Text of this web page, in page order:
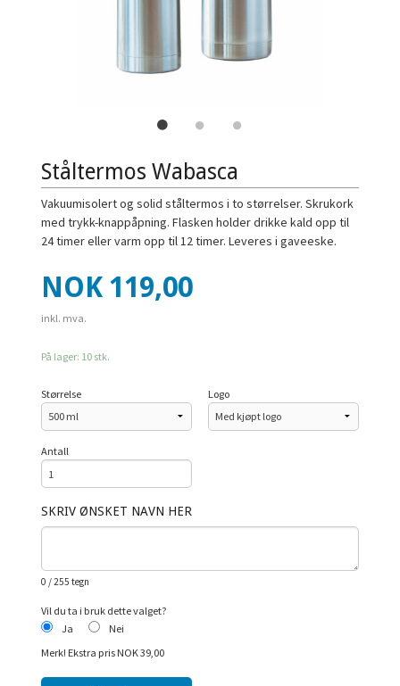
Ståltermos Wabasca
Vakuumisolert og solid ståltermos i to størrelser. Skrukork
med trykk-knappåpning. Flasken holder drikke kald opp til
24 timer eller varm opp til 12 timer. Leveres i gaveeske.
Pris
NOK 119,00
inkl. mva.
På lager: 10 stk.
Størrelse Logo
Antall
SKRIV ØNSKET NAVN HER
0 / 255 tegn
Vil du ta i bruk dette valget?
Ja
Nei
Merk! Ekstra pris NOK 39,00